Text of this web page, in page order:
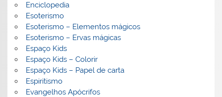
Enciclopedia
Esoterismo
Esoterismo – Elementos mágicos
Esoterismo – Ervas mágicas
Espaço Kids
Espaço Kids – Colorir
Espaço Kids – Papel de carta
Espiritismo
Evangelhos Apócrifos